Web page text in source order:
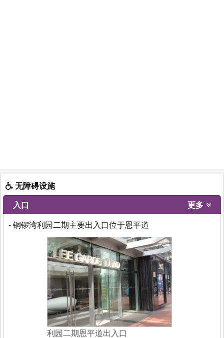
无障碍设施
入口 更多
- 铜锣湾利园二期主要出入口位于恩平道
利园二期恩平道出入口